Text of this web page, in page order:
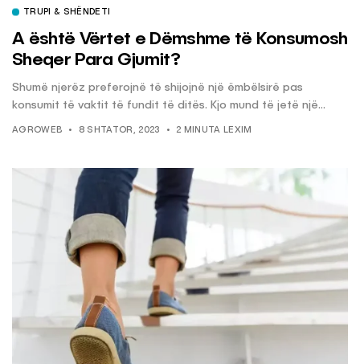
TRUPI & SHËNDETI
A është Vërtet e Dëmshme të Konsumosh
Sheqer Para Gjumit?
Shumë njerëz preferojnë të shijojnë një ëmbëlsirë pas
konsumit të vaktit të fundit të ditës. Kjo mund të jetë një...
AGROWEB 8 SHTATOR, 2023 2 MINUTA LEXIM